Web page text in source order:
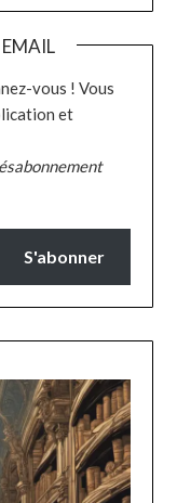
vous ! Vous
et
S'abonner